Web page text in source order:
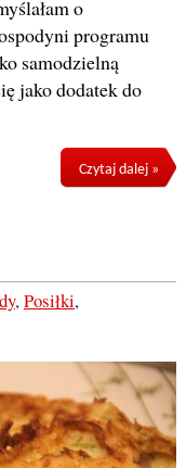
o
programu
samodzielną
jako dodatek do
Czytaj dalej »
,Posiłki,